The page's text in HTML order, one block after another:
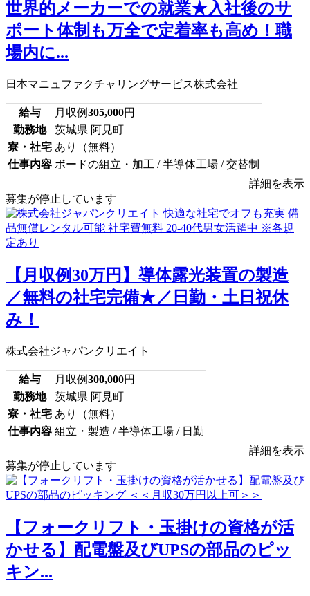
世界的メーカーでの就業★入社後のサ
ポート体制も万全で定着率も高め！職
場内に...
日本マニュファクチャリングサービス株式会社
給与 月収例305,000円
勤務地
茨城県 阿見町
寮・社宅 あり（無料）
仕事内容 ボードの組立・加工 / 半導体工場 / 交替制
詳細を表示
募集が停止しています
【月収例30万円】導体露光装置の製造
／無料の社宅完備★／日勤・土日祝休
み！
株式会社ジャパンクリエイト
給与 月収例300,000円
勤務地
茨城県 阿見町
寮・社宅 あり（無料）
仕事内容 組立・製造 / 半導体工場 / 日勤
詳細を表示
募集が停止しています
【フォークリフト・玉掛けの資格が活
かせる】配電盤及びUPSの部品のピッ
キン...